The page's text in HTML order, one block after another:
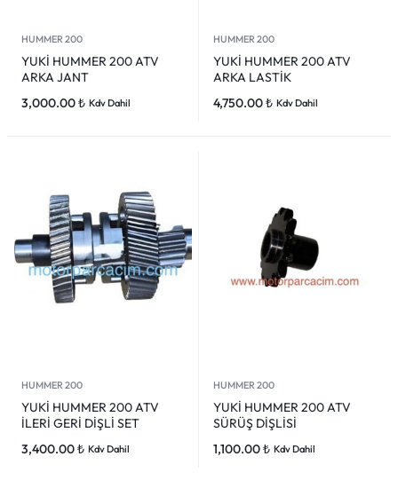
HUMMER 200
YUKİ HUMMER 200 ATV
ARKA JANT
3,000.00₺ Kdv Dahil
HUMMER 200
YUKİ HUMMER 200 ATV
ARKA LASTİK
4,750.00₺ Kdv Dahil
HUMMER 200
YUKİ HUMMER 200 ATV
İLERİ GERİ DİŞLİ SET
3,400.00₺ Kdv Dahil
HUMMER 200
YUKİ HUMMER 200 ATV
SÜRÜŞ DİŞLİSİ
1,100.00₺ Kdv Dahil